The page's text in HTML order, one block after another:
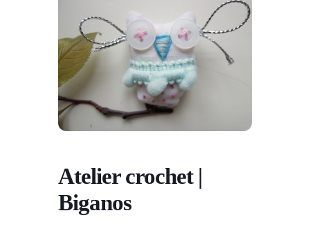
Atelier crochet |
Biganos